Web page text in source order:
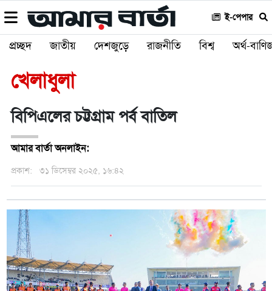
ই-পেপার
প্রচ্ছদ জাতীয় দেশজুড়ে রাজনীতি বিশ্ব অর্থ-
খেলাধুলা
বিপিএলের চট্টগ্রাম পর্ব বাতিল
আমার বার্তা অনলাইন:
প্রকাশ: ৩১ ডিসেম্বর ২০২৫, ১৬:৪২